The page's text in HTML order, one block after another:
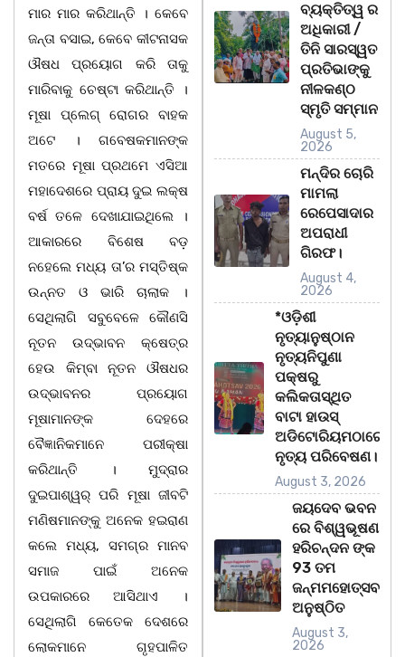
ମାର ମାର କରିଥାନ୍ତି । କେବେ
ଜନ୍ତା ବସାଇ, କେବେ କୀଟନାସକ
ଔଷଧ ପ୍ରୟୋଗ କରି ତାକୁ
ମାରିବାକୁ ଚେଷ୍ଟା କରିଥାନ୍ତି ।
ମୂଷା ପ୍ଲେଗ୍ ରୋଗର ବାହକ
ଅଟେ । ଗବେଷକମାନଙ୍କ
ମତରେ ମୂଷା ପ୍ରଥମେ ଏସିଆ
ମହାଦେଶରେ ପ୍ରାୟ ଦୁଇ ଲକ୍ଷ
ବର୍ଷ ତଳେ ଦେଖାଯାଇଥିଲେ ।
ଆକାରରେ ବିଶେଷ ବଡ଼
ନହେଲେ ମଧ୍ୟ ତା’ର ମସ୍ତିଷ୍କ
ଉନ୍ନତ ଓ ଭାରି ଚାଲାକ ।
ସେଥିଲାଗି ସବୁବେଳେ କୌଣସି
ନୂତନ ଉଦ୍ଭାବନ କ୍ଷେତ୍ର
ହେଉ କିମ୍ବା ନୂତନ ଔଷଧର
ଉଦ୍ଭାବନର ପ୍ରୟୋଗ
ମୂଷାମାନଙ୍କ ଦେହରେ
ବୈଜ୍ଞାନିକମାନେ ପରୀକ୍ଷା
କରିଥାନ୍ତି । ମୁଦ୍ରାର
ଦୁଇପାଶ୍ୱର୍ ପରି ମୂଷା ଜୀବଟି
ମଣିଷମାନଙ୍କୁ ଅନେକ ହଇରାଣ
କଲେ ମଧ୍ୟ, ସମଗ୍ର ମାନବ
ସମାଜ ପାଇଁ ଅନେକ
ଉପକାରରେ ଆସିଥାଏ ।
ସେଥିଲାଗି କେତେକ ଦେଶରେ
ଲୋକମାନେ ଗୃହପାଳିତ
ବ୍ୟକ୍ତିତ୍ୱ ର
ଅଧିକାରୀ /
ତିନି ସାରସ୍ୱତ
ପ୍ରତିଭାଙ୍କୁ
ନୀଳକଣ୍ଠ
ସ୍ମୃତି ସମ୍ମାନ
August 5,
2026
ମନ୍ଦିର ଚୋରି
ମାମଲା
ରେପେସାଦାର
ଅପରାଧୀ
ଗିରଫ।
August 4,
2026
*ଓଡ଼ିଶୀ
ନୃତ୍ୟାନୁଷ୍ଠାନ
ନୃତ୍ୟନିପୁଣା
ପକ୍ଷରୁ
କଲିକତାସ୍ଥିତ
ବାଟା ହାଉସ୍
ଅଡିଟୋରିୟମଠାରେ
ନୃତ୍ୟ ପରିବେଷଣ।
August 3, 2026
ଜୟଦେବ ଭବନ
ରେ ବିଶ୍ୱଭୂଷଣ
ହରିଚନ୍ଦନ ଙ୍କ
93 ତମ
ଜନ୍ମମହୋତ୍ସବ
ଅନୁଷ୍ଠିତ
August 3,
2026